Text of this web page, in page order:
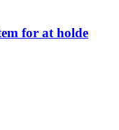
for at holde